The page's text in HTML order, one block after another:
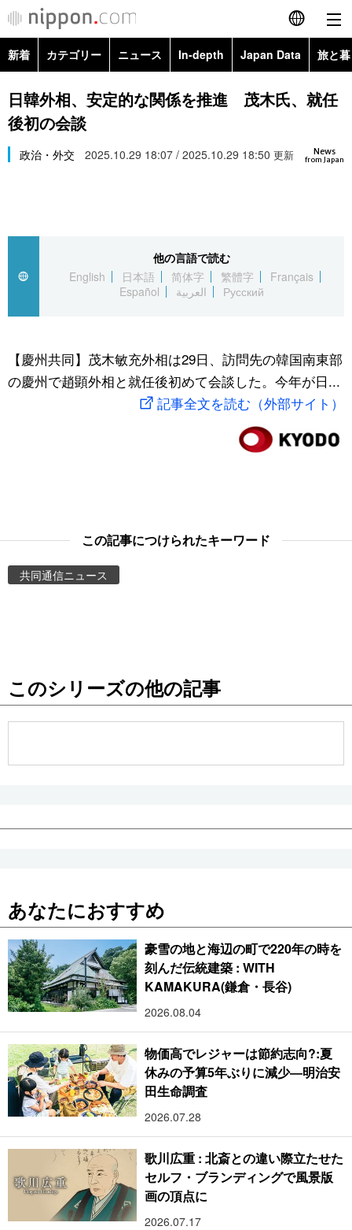
English
简体字
Русский
カテゴリー
経済・ビジネス
国際
文化
トップ
アーカイブ
In-depth
Japan Data
動画/Live
お知らせ
新着 カテゴリー ニュース In-depth Japan Data 旅と
政治・外交
経済・ビジネス
スポーツ・東京2020
Topics
日韓外相、安定的な関係を推進 茂木氏、就任
後初の会談
News
from Japan
政治・外交 2025.10.29 18:07 / 2025.10.29 18:50 更新
他の言語で読む
English
日本語 简体字 繁體字
Français
Español
العربية Русский
【慶州共同】茂木敏充外相は29日、訪問先の韓国南東部
の慶州で趙顕外相と就任後初めて会談した。今年が日...
記事全文を読む（外部サイト）
この記事につけられたキーワード
共同通信ニュース
このシリーズの他の記事
あなたにおすすめ
豪雪の地と海辺の町で220年の時を
刻んだ伝統建築 : WITH
KAMAKURA(鎌倉・長谷)
2026.08.04
物価高でレジャーは節約志向?:夏
休みの予算5年ぶりに減少―明治安
田生命調査
2026.07.28
歌川広重 : 北斎との違い際立たせた
セルフ・ブランディングで風景版
画の頂点に
2026.07.17